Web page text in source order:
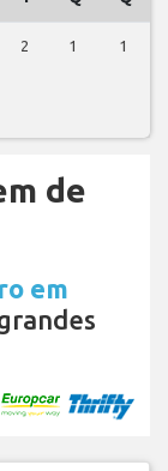
2 1 1
de
em